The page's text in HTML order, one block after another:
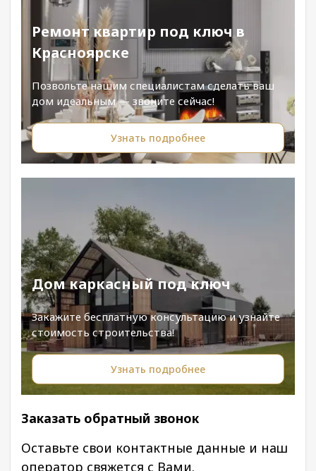
Ремонт квартир под ключ в
Красноярске
Позвольте нашим специалистам сделать ваш
дом идеальным — звоните сейчас!
Узнать подробнее
Дом каркасный под ключ
Закажите бесплатную консультацию и узнайте
стоимость строительства!
Узнать подробнее
Заказать обратный звонок
Оставьте свои контактные данные и наш
оператор свяжется с Вами.